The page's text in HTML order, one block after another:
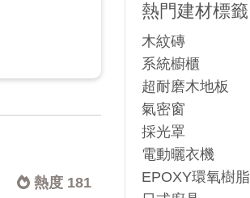
熱度 181
熱門建材標籤
木紋磚
系統櫥櫃
超耐磨木地板
氣密窗
採光罩
電動曬衣機
EPOXY環氧樹脂